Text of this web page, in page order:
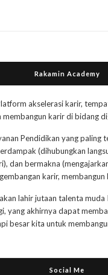
Rakamin Academy
akselerasi karir,
membangun karir di bidang
Pendidikan yang paling
(dihubungkan
dan bermakna
karir, membangun
lahir jutaan talenta
yang akhirnya dapat
besar kita untuk
Social Me